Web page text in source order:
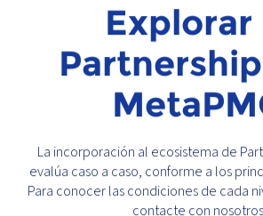
Explorar
La incorporación al ecosistema de
evalúa caso a caso, conforme a los
Para conocer las condiciones de cada
contacte con